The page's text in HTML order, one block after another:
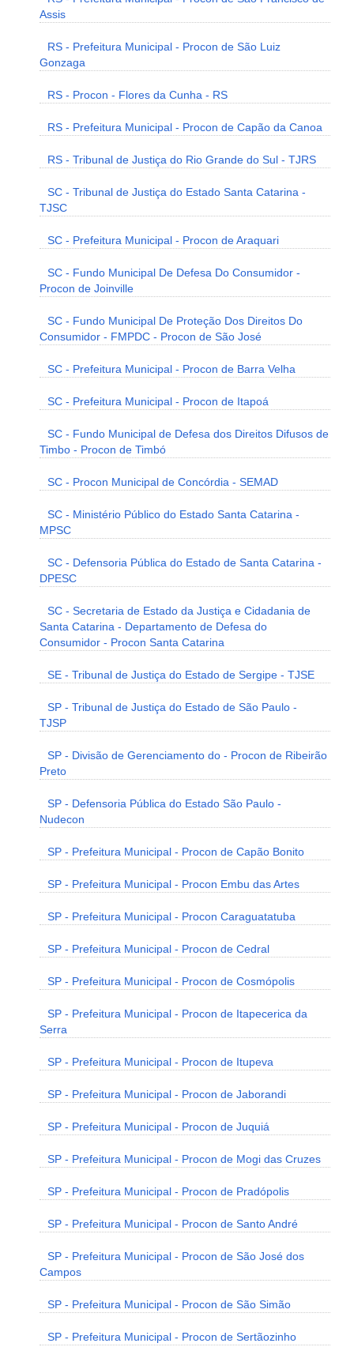
Assis
RS - Prefeitura Municipal - Procon de São Luiz
Gonzaga
RS - Procon - Flores da Cunha - RS
RS - Prefeitura Municipal - Procon de Capão da Canoa
RS - Tribunal de Justiça do Rio Grande do Sul - TJRS
SC - Tribunal de Justiça do Estado Santa Catarina -
TJSC
SC - Prefeitura Municipal - Procon de Araquari
SC - Fundo Municipal De Defesa Do Consumidor -
Procon de Joinville
SC - Fundo Municipal De Proteção Dos Direitos Do
Consumidor - FMPDC - Procon de São José
SC - Prefeitura Municipal - Procon de Barra Velha
SC - Prefeitura Municipal - Procon de Itapoá
SC - Fundo Municipal de Defesa dos Direitos Difusos de
Timbo - Procon de Timbó
SC - Procon Municipal de Concórdia - SEMAD
SC - Ministério Público do Estado Santa Catarina -
MPSC
SC - Defensoria Pública do Estado de Santa Catarina -
DPESC
SC - Secretaria de Estado da Justiça e Cidadania de
Santa Catarina - Departamento de Defesa do
Consumidor - Procon Santa Catarina
SE - Tribunal de Justiça do Estado de Sergipe - TJSE
SP - Tribunal de Justiça do Estado de São Paulo -
TJSP
SP - Divisão de Gerenciamento do - Procon de Ribeirão
Preto
SP - Defensoria Pública do Estado São Paulo -
Nudecon
SP - Prefeitura Municipal - Procon de Capão Bonito
SP - Prefeitura Municipal - Procon Embu das Artes
SP - Prefeitura Municipal - Procon Caraguatatuba
SP - Prefeitura Municipal - Procon de Cedral
SP - Prefeitura Municipal - Procon de Cosmópolis
SP - Prefeitura Municipal - Procon de Itapecerica da
Serra
SP - Prefeitura Municipal - Procon de Itupeva
SP - Prefeitura Municipal - Procon de Jaborandi
SP - Prefeitura Municipal - Procon de Juquiá
SP - Prefeitura Municipal - Procon de Mogi das Cruzes
SP - Prefeitura Municipal - Procon de Pradópolis
SP - Prefeitura Municipal - Procon de Santo André
SP - Prefeitura Municipal - Procon de São José dos
Campos
SP - Prefeitura Municipal - Procon de São Simão
SP - Prefeitura Municipal - Procon de Sertãozinho